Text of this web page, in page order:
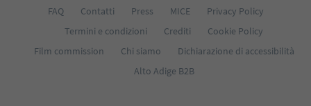
FAQ Contatti Press MICE
Privacy Policy
Termini e condizioni
Crediti
Cookie Policy
Film commission
Chi siamo
Dichiarazione di accessibilità
Alto Adige B2B